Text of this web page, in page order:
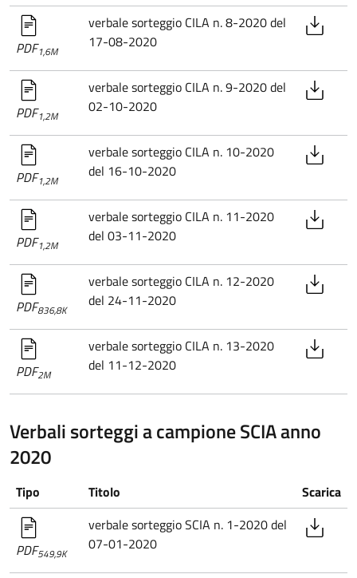
PDF1,6M
verbale sorteggio CILA n. 8-2020 del
17-08-2020
PDF1,2M
verbale sorteggio CILA n. 9-2020 del
02-10-2020
PDF1,2M
verbale sorteggio CILA n. 10-2020
del 16-10-2020
PDF1,2M
verbale sorteggio CILA n. 11-2020
del 03-11-2020
PDF836,8K
verbale sorteggio CILA n. 12-2020
del 24-11-2020
PDF2M
verbale sorteggio CILA n. 13-2020
del 11-12-2020
Verbali sorteggi a campione SCIA anno
2020
Tipo Titolo Scarica
PDF549,9K
verbale sorteggio SCIA n. 1-2020 del
07-01-2020